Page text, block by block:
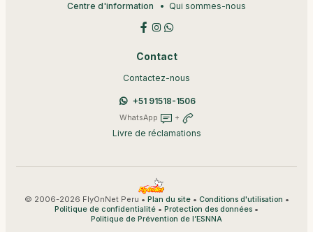
Centre d'information Qui sommes-nous
Contact
Contactez-nous
+51 91518-1506
WhatsApp +
Livre de réclamations
© 2006-2026 FlyOnNet Peru • Plan du site• Conditions d'utilisation •
Politique de confidentialité • Protection des données •
Politique de Prévention de l’ESNNA